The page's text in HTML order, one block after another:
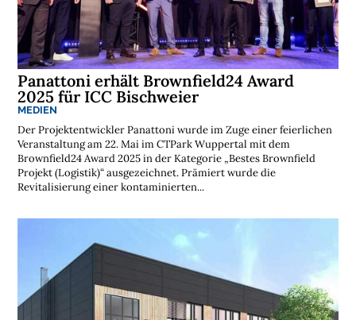
Panattoni erhält Brownfield24 Award
2025 für ICC Bischweier
MEDIEN
Der Projektentwickler Panattoni wurde im Zuge einer feierlichen
Veranstaltung am 22. Mai im CTPark Wuppertal mit dem
Brownfield24 Award 2025 in der Kategorie „Bestes Brownfield
Projekt (Logistik)“ ausgezeichnet. Prämiert wurde die
Revitalisierung einer kontaminierten...